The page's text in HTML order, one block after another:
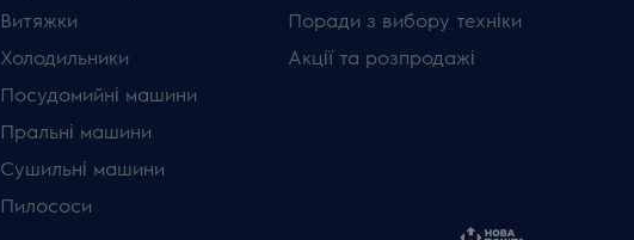
Витяжки
Холодильники
Посудомийні машини
Пральні машини
Сушильні машини
Пилососи
Поради з вибору техніки
Акції та розпродажі